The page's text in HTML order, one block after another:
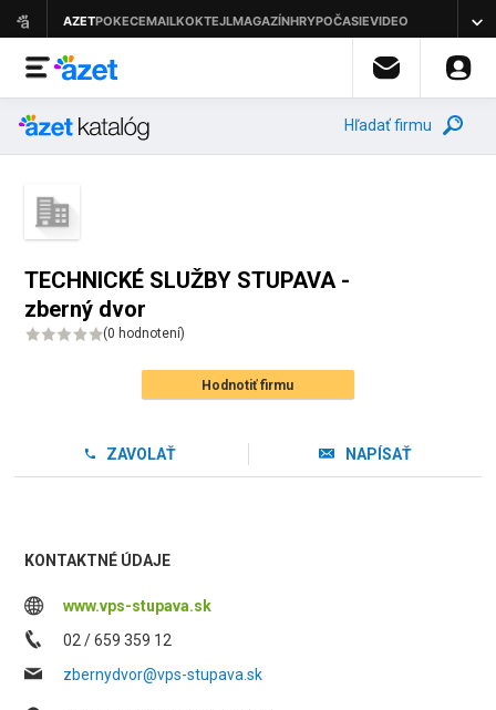
Hľadať firmu
TECHNICKÉ SLUŽBY STUPAVA -
zberný dvor
(0 hodnotení)
Hodnotiť firmu
ZAVOLAŤ NAPÍSAŤ
KONTAKTNÉ ÚDAJE
www.vps-stupava.sk
02 / 659 359 12
zbernydvor@vps-stupava.sk